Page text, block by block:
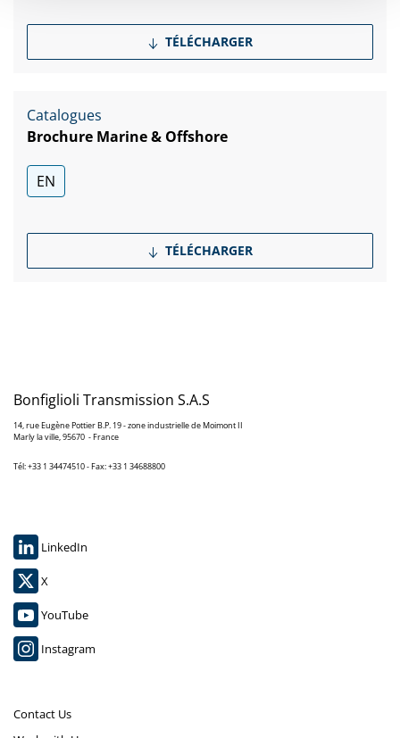
TÉLÉCHARGER
Catalogues
Brochure Marine & Offshore
EN
TÉLÉCHARGER
Bonfiglioli Transmission S.A.S
14, rue Eugène Pottier B.P. 19 - zone industrielle de Moimont II
Marly la ville, 95670 - France
Tél: +33 1 34474510 - Fax: +33 1 34688800
LinkedIn
X
YouTube
Instagram
Contact Us